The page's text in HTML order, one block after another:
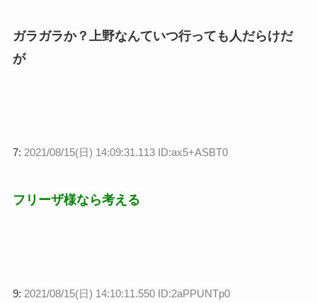
ガラガラか？上野なんていつ行っても人だらけだ
が
7: 2021/08/15(日) 14:09:31.113 ID:ax5+ASBT0
フリーザ様なら考える
9: 2021/08/15(日) 14:10:11.550 ID:2aPPUNTp0